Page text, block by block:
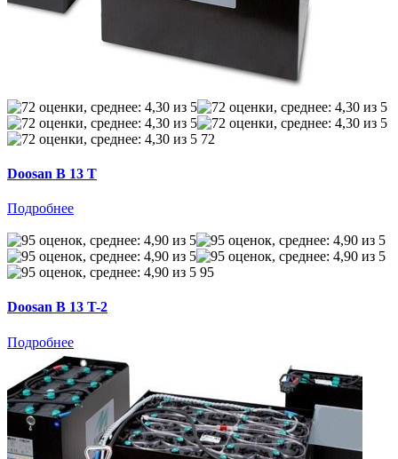
72
Doosan B 13 T
Подробнее
95
Doosan B 13 T-2
Подробнее